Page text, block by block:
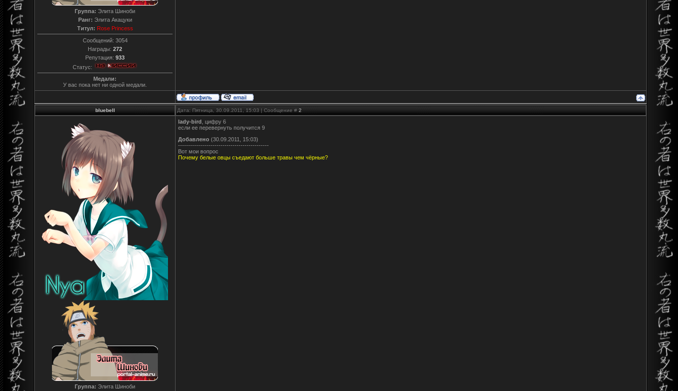
Группа: Элита Шиноби
Ранг: Элита Акацуки
Титул: Rose Princess
Сообщений: 3054
Награды: 272
Репутация: 933
Статус:
Медали:
У вас пока нет ни одной медали.
bluebell Дата: Пятница, 30.09.2011, 15:03 | Сообщение # 2
Группа: Элита Шиноби
lady-bird , цифру 6
если ее перевернуть получится 9
Добавлено (30.09.2011, 15:03)
---------------------------------------------
Вот мои вопрос
Почему белые овцы съедают больше травы чем чёрные?